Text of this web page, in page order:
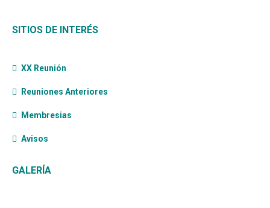
SITIOS DE INTERÉS
XX Reunión
Reuniones Anteriores
Membresias
Avisos
GALERÍA